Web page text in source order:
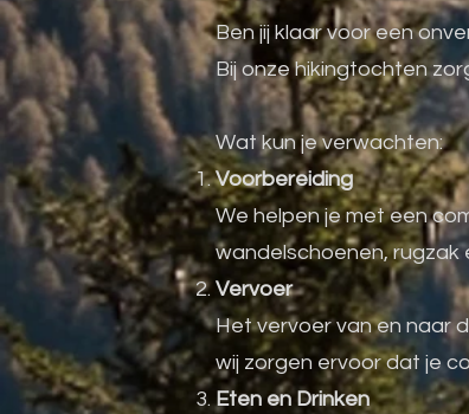
Ben jij klaar voor een
Bij onze hikingtochten
Wat kun je verwachten:
Voorbereiding
We helpen je met een
wandelschoenen, rugzak
Vervoer
Het vervoer van en naar
wij zorgen ervoor dat je
Eten en Drinken